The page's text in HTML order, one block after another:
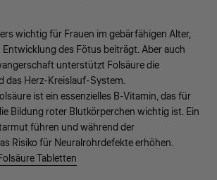
wichtig für Frauen im gebärfähigen Alter,
Entwicklung des Fötus beiträgt. Aber auch
unterstützt Folsäure die
das Herz-Kreislauf-System.
ist ein essenzielles B-Vitamin, das für
Bildung roter Blutkörperchen wichtig ist. Ein
führen und während der
Risiko für Neuralrohrdefekte erhöhen.
Tabletten